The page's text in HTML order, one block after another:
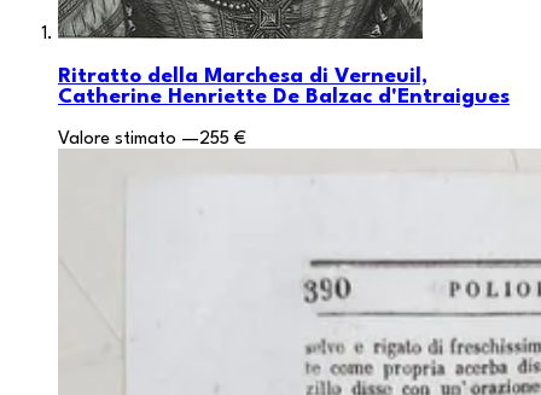
Ritratto della Marchesa di Verneuil,
Catherine Henriette De Balzac d'Entraigues
Valore stimato —255 €